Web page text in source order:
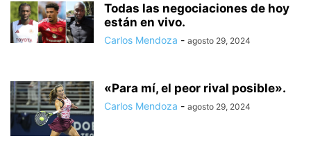
Todas las negociaciones de hoy
están en vivo.
Carlos Mendoza - agosto 29, 2024
«Para mí, el peor rival posible».
Carlos Mendoza - agosto 29, 2024